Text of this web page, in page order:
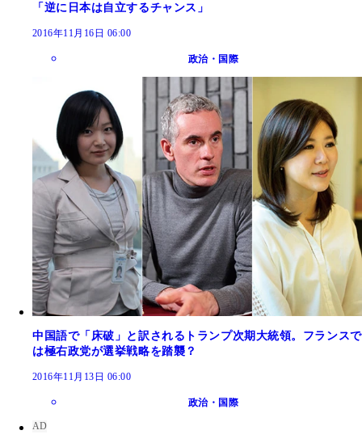
「逆に日本は自立するチャンス」
2016年11月16日 06:00
政治・国際
中国語で「床破」と訳されるトランプ次期大統領。フランスで
は極右政党が選挙戦略を踏襲？
2016年11月13日 06:00
政治・国際